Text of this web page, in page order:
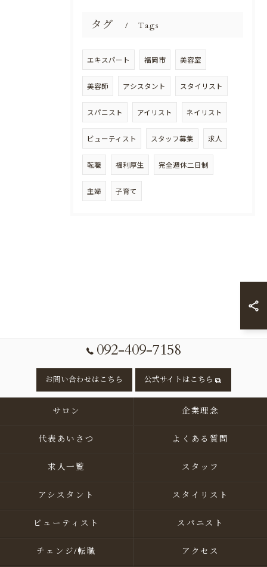
タグ Tags
エキスパート 福岡市 美容室
美容師 アシスタント スタイリスト
スパニスト アイリスト ネイリスト
ビューティスト スタッフ募集 求人
転職 福利厚生 完全週休二日制
主婦 子育て
092-409-7158
お問い合わせはこちら 公式サイトはこちら
サロン 企業理念
代表あいさつ よくある質問
求人一覧 スタッフ
アシスタント スタイリスト
ビューティスト スパニスト
チェンジ/転職 アクセス